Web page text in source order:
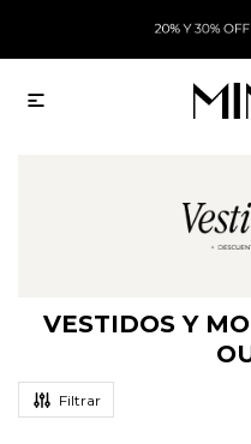

VESTIDOS Y